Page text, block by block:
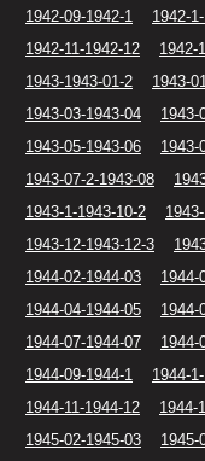
1942-09-1942-1
1942-
1942-11-1942-12
1942-
1943-1943-01-2
1943-
1943-03-1943-04
1943-
1943-05-1943-06
1943-
1943-07-2-1943-08
1943-1-1943-10-2
1943-12-1943-12-3
1944-02-1944-03
1944-
1944-04-1944-05
1944-
1944-07-1944-07
1944-
1944-09-1944-1
1944-
1944-11-1944-12
1944-
1945-02-1945-03
1945-